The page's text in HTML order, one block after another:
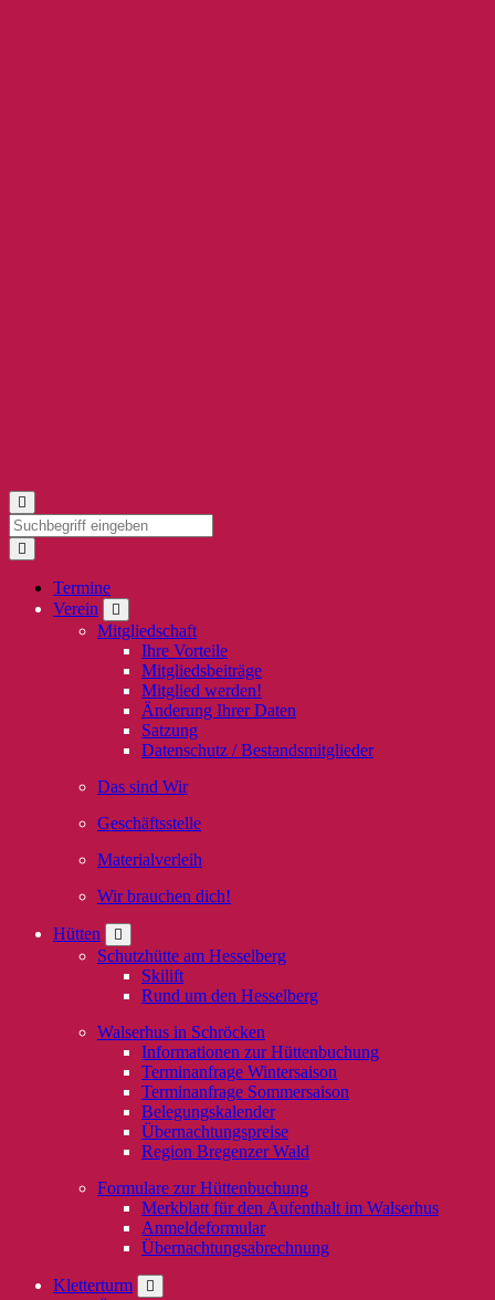
Termine
Verein
Mitgliedschaft
Ihre Vorteile
Mitgliedsbeiträge
Mitglied werden!
Änderung Ihrer Daten
Satzung
Datenschutz / Bestandsmitglieder
Das sind Wir
Geschäftsstelle
Materialverleih
Wir brauchen dich!
Hütten
Schutzhütte am Hesselberg
Skilift
Rund um den Hesselberg
Walserhus in Schröcken
Informationen zur Hüttenbuchung
Terminanfrage Wintersaison
Terminanfrage Sommersaison
Belegungskalender
Übernachtungspreise
Region Bregenzer Wald
Formulare zur Hüttenbuchung
Merkblatt für den Aufenthalt im Walserhus
Anmeldeformular
Übernachtungsabrechnung
Kletterturm